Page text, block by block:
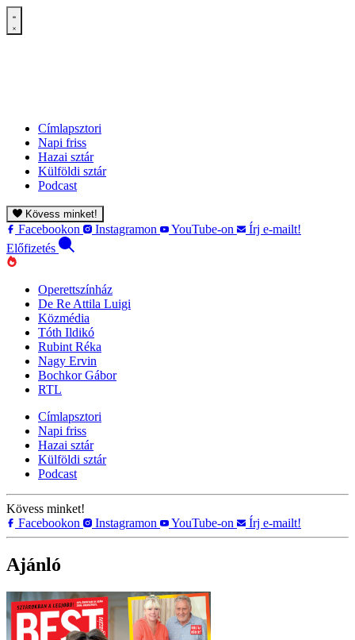
Címlapsztori
Napi friss
Hazai sztár
Külföldi sztár
Podcast
Kövess minket!
Facebookon Instagramon YouTube-on
Írj e-mailt!
Előfizetés
Operettszínház
De Re Attila Luigi
Közmédia
Tóth Ildikó
Rubint Réka
Nagy Ervin
Bochkor Gábor
RTL
Címlapsztori
Napi friss
Hazai sztár
Külföldi sztár
Podcast
Kövess minket!
Facebookon
Instagramon YouTube-on Írj e-mailt!
Ajánló